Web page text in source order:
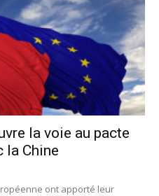
la voie au pacte
la Chine
ont apporté leur